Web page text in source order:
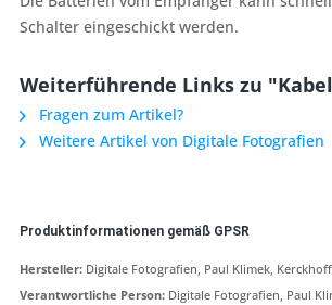
Schalter eingeschickt werden.
Weiterführende Links zu
Fragen zum Artikel?
Weitere Artikel von Digitale Fotografien
Produktinformationen gemäß GPSR
Hersteller: Digitale Fotografien, Paul Klimek,
Verantwortliche Person: Digitale Fotografien, Paul